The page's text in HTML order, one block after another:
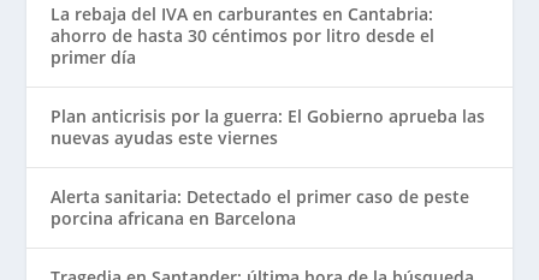
La rebaja del IVA en carburantes en Cantabria:
ahorro de hasta 30 céntimos por litro desde el
primer día
Plan anticrisis por la guerra: El Gobierno aprueba las
nuevas ayudas este viernes
Alerta sanitaria: Detectado el primer caso de peste
porcina africana en Barcelona